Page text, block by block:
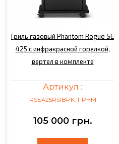
Гриль газовый Phantom Rogue SE
425 с инфракрасной горелкой,
вертел в комплекте
Артикул :
RSE425RSIBPK-1-PHM
105 000 грн.